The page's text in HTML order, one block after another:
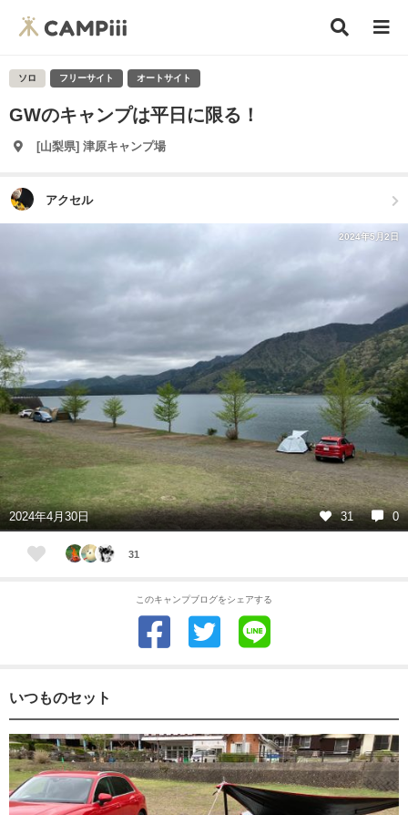
ソロ フリーサイト オートサイト
GWのキャンプは平日に限る！
[山梨県] 津原キャンプ場
アクセル
2024年5月2日
2024年4月30日 31 0
31
このキャンプブログをシェアする
いつものセット